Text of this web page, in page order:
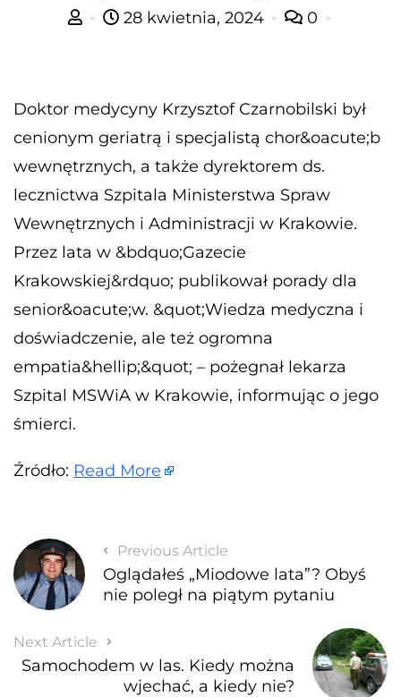
28 kwietnia, 2024 0
Doktor medycyny Krzysztof Czarnobilski był
cenionym geriatrą i specjalistą chor&oacute;b
wewnętrznych, a także dyrektorem ds.
lecznictwa Szpitala Ministerstwa Spraw
Wewnętrznych i Administracji w Krakowie.
Przez lata w &bdquo;Gazecie
Krakowskiej&rdquo; publikował porady dla
senior&oacute;w. &quot;Wiedza medyczna i
doświadczenie, ale też ogromna
empatia&hellip;&quot; – pożegnał lekarza
Szpital MSWiA w Krakowie, informując o jego
śmierci.
Źródło: Read More
Previous Article
Oglądałeś „Miodowe lata”? Obyś
nie poległ na piątym pytaniu
Next Article
Samochodem w las. Kiedy można
wjechać, a kiedy nie?